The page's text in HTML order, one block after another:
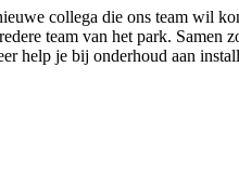
collega die ons team wil
team van het park. Samen
help je bij onderhoud aan